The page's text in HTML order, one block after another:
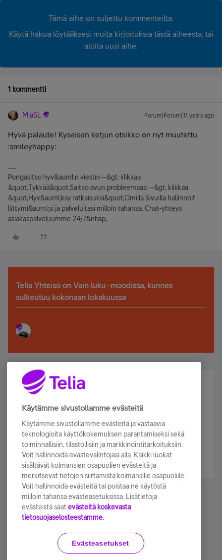
Tämä aihe on suljettu kommenteilta.
Käytä hakua löytääksesi muita kirjoituksia tästä aiheesta, tai
aloita uusi aihe.
1 kommentti
MiaSL Forum|Forum|11 years ago
Hyvä palaute! Kyseisen ketjun otsikko on nyt muutettu
:smileyhappy:
Pongasitko hyv&auml;n viestin --&gt; klikkaa
&quot;Tykkää&quot;Saitko avun probleemaasi --&gt; klikkaa
&quot;Hyv&auml;ksy ratkaisuksi&quot;Omilla Sivuilla hallinnoit
liittymi&auml;si ja palveluitasi milloin tahansa. Chat-yhteys
asiakaspalveluumme 24/7&nbsp;
Telia Yhteisö on Vain luku -moodissa, kunnes
sulkeutuu kokonaan lokakuussa
Älä jää paitsi – osallistu ja voita!
Tilaa Telian uutiskirje ja olet mukana arvonnassa.
sähköpostiisi.
Tilaa nyt
Käyttöehdot Accessibility statement
Käytämme sivustollamme evästeitä
Käytämme sivustollamme evästeitä ja vastaavia
teknologioita käyttökokemuksen parantamiseksi sekä
toiminnallisiin, tilastollisiin ja markkinointitarkoituksiin.
Voit hallinnoida evästevalintojasi alla. Kaikki luokat
sisältävät kolmansien osapuolien evästeitä ja
merkitsevät tietojen siirtämistä kolmansille osapuolille.
Voit hallinnoida evästeitä tai poistaa ne käytöstä
milloin tahansa evästeasetuksissa. Lisätietoja
evästeistä saat evästeitä koskevasta
tietosuojaselosteestamme.
Evästeasetukset